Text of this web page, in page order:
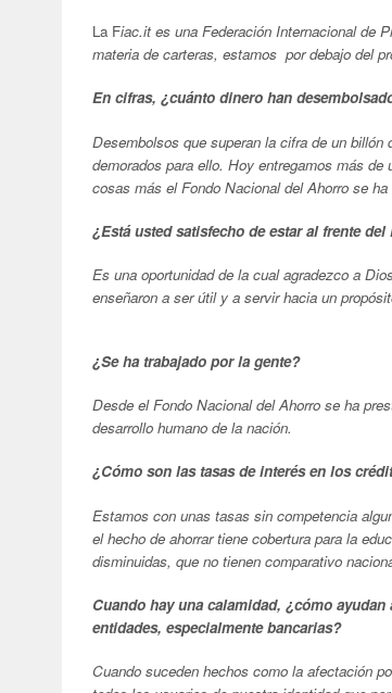
La Fiac.it es una Federación Internacional de
materia de carteras, estamos por debajo del
En cifras, ¿cuánto dinero han
Desembolsos que superan la cifra de un
demorados para ello. Hoy entregamos más
cosas más el Fondo Nacional del Ahorro se
¿Está usted satisfecho de estar al frente
Es una oportunidad de la cual agradezco a
enseñaron a ser útil y a servir hacia un
¿Se ha trabajado por la gente?
Desde el Fondo Nacional del Ahorro se ha
desarrollo humano de la nación.
¿Cómo son las tasas de interés en los
Estamos con unas tasas sin competencia
el hecho de ahorrar tiene cobertura para la
disminuidas, que no tienen comparativo
Cuando hay una calamidad, ¿cómo
entidades, especialmente bancarias?
Cuando suceden hechos como la afectación